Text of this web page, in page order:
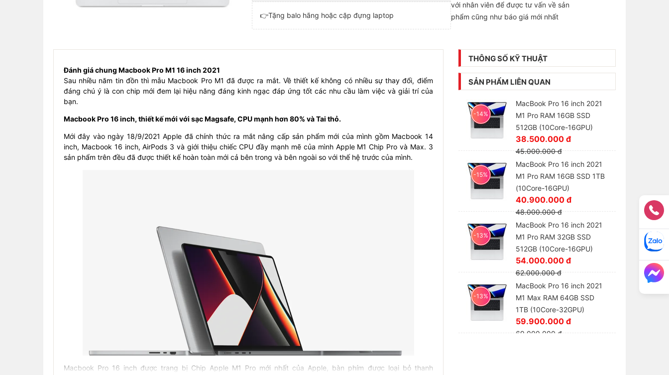
👉Tặng balo hãng hoặc cặp đựng laptop
với nhân viên để được tư vấn về sản
phẩm cũng như báo giá mới nhất
Đánh giá chung Macbook Pro M1 16 inch 2021
Sau nhiều năm tin đồn thì mẫu Macbook Pro M1 đã được ra mắt. Về thiết kế không có nhiều sự thay đổi, điểm
đáng chú ý là con chip mới đem lại hiệu năng đáng kinh ngạc đáp ứng tốt các nhu cầu làm việc và giải trí của
bạn.
Macbook Pro 16 inch, thiết kế mới với sạc Magsafe, CPU mạnh hơn 80% và Tai thỏ.
Mới đây vào ngày 18/9/2021 Apple đã chính thức ra mắt nâng cấp sản phẩm mới của mình gồm Macbook 14
inch, Macbook 16 inch, AirPods 3 và giới thiệu chiếc CPU đầy mạnh mẽ của mình Apple M1 Chip Pro và Max. 3
sản phẩm trên đều đã được thiết kế hoàn toàn mới cả bên trong và bên ngoài so với thế hệ trước của mình.
Macbook Pro 16 inch được trang bị Chip Apple M1 Pro mới nhất của Apple, bàn phím được loại bỏ thanh
THÔNG SỐ KỸ THUẬT
SẢN PHẨM LIÊN QUAN
-14%
MacBook Pro 16 inch 2021
M1 Pro RAM 16GB SSD
512GB (10Core-16GPU)
38.500.000 đ
45.000.000 đ
-15%
MacBook Pro 16 inch 2021
M1 Pro RAM 16GB SSD 1TB
(10Core-16GPU)
40.900.000 đ
48.000.000 đ
-13%
MacBook Pro 16 inch 2021
M1 Pro RAM 32GB SSD
512GB (10Core-16GPU)
54.000.000 đ
62.000.000 đ
-13%
MacBook Pro 16 inch 2021
M1 Max RAM 64GB SSD
1TB (10Core-32GPU)
59.900.000 đ
69.000.000 đ